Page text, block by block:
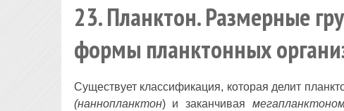
23. Планктон. Размерные
формы планктонных
Существует классификация, которая делит
(наннопланктон) и заканчивая